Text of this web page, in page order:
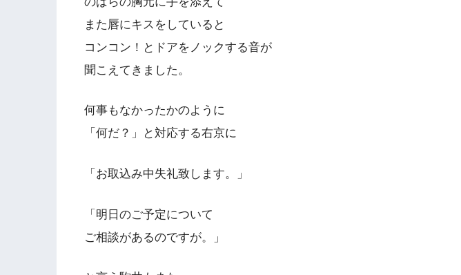
また唇にキスをしていると
コンコン！とドアをノックする音が
聞こえてきました。
何事もなかったかのように
「何だ？」と対応する右京に
「お取込み中失礼致します。」
「明日のご予定について
ご相談があるのですが。」